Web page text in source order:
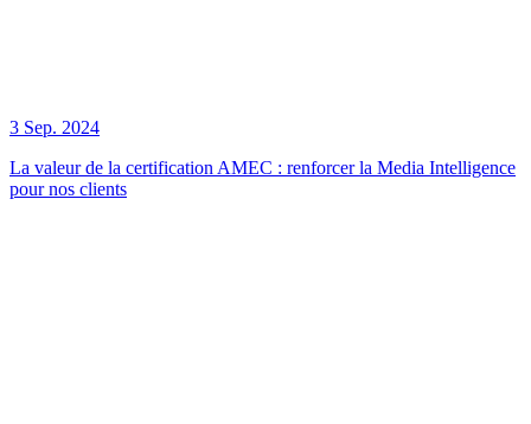
3 Sep. 2024
La valeur de la certification AMEC : renforcer la Media Intelligence
pour nos clients